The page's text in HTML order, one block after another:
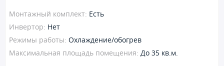
Монтажный комплект: Есть
Инвертор: Нет
Режимы работы: Охлаждение/обогрев
Максимальная площадь помещения: До 35 кв.м.